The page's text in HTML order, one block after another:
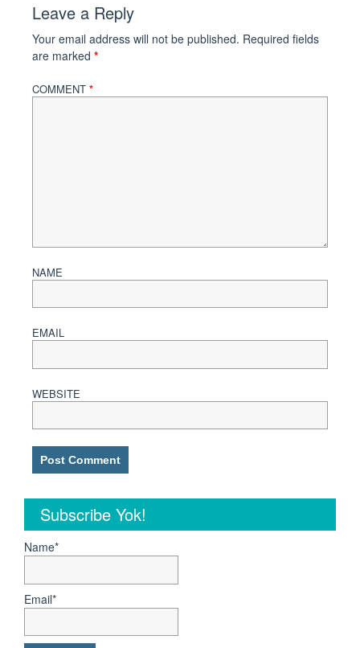
Leave a Reply
Your email address will not be published. Required fields
are marked *
COMMENT *
NAME
EMAIL
WEBSITE
Subscribe Yok!
Name*
Email*